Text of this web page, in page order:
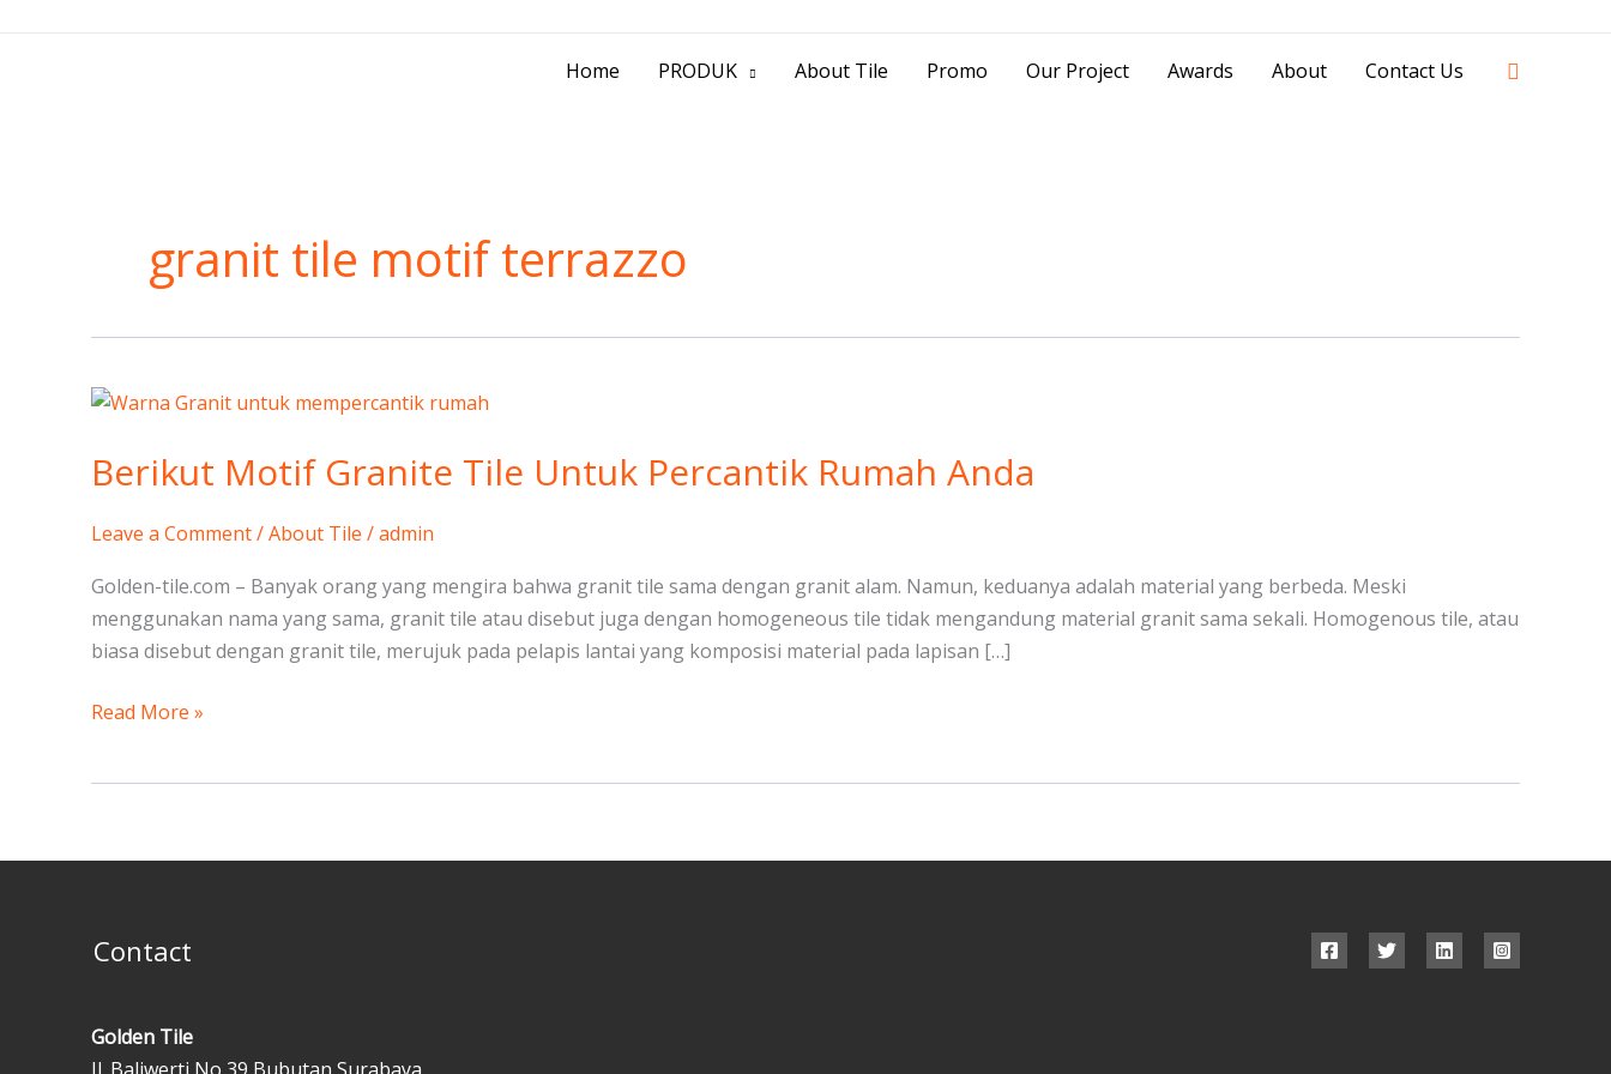
Home PRODUK About Tile Promo Our Project Awards About Contact Us Search
granit tile motif terrazzo
Berikut Motif Granite Tile Untuk Percantik Rumah Anda
Leave a Comment/About Tile /admin
Golden-tile.com – Banyak orang yang mengira bahwa granit tile sama dengan granit alam. Namun, keduanya adalah material yang berbeda. Meski
menggunakan nama yang sama, granit tile atau disebut juga dengan homogeneous tile tidak mengandung material granit sama sekali. Homogenous tile, atau
biasa disebut dengan granit tile, merujuk pada pelapis lantai yang komposisi material pada lapisan […]
Berikut
Granite
Untuk
Rumah
Anda
Read More »
Contact
Golden Tile